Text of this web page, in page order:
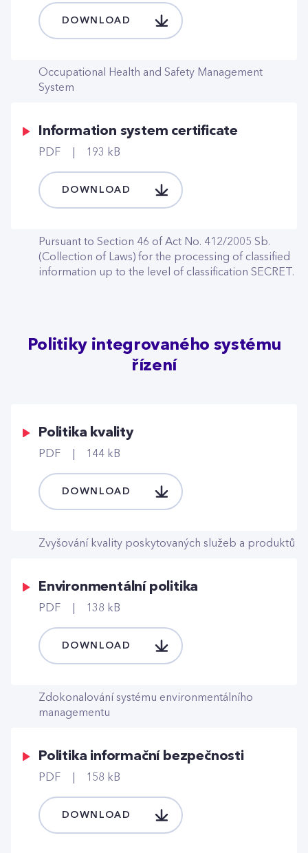
DOWNLOAD
Occupational Health and Safety Management
System
Information system certificate
PDF 193 kB
DOWNLOAD
Pursuant to Section 46 of Act No. 412/2005 Sb.
(Collection of Laws) for the processing of classified
information up to the level of classification SECRET.
Politiky integrovaného systému
řízení
Politika kvality
PDF 144 kB
DOWNLOAD
Zvyšování kvality poskytovaných služeb a produktů
Environmentální politika
PDF 138 kB
DOWNLOAD
Zdokonalování systému environmentálního
managementu
Politika informační bezpečnosti
PDF 158 kB
DOWNLOAD